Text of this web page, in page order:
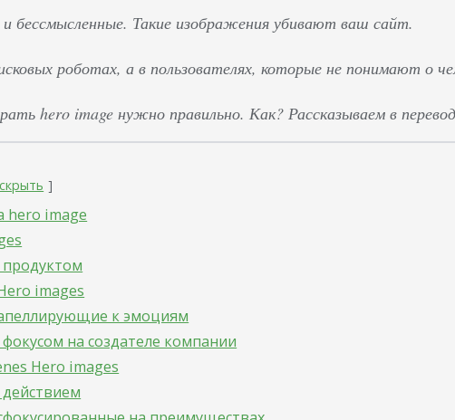
бессмысленные. Такие изображения убивают ваш сайт.
роботах, а в пользователях, которые не понимают о
hero image нужно правильно. Как? Рассказываем в
скрыть
hero image
продуктом
images
к эмоциям
фокусом на создателе компании
Hero images